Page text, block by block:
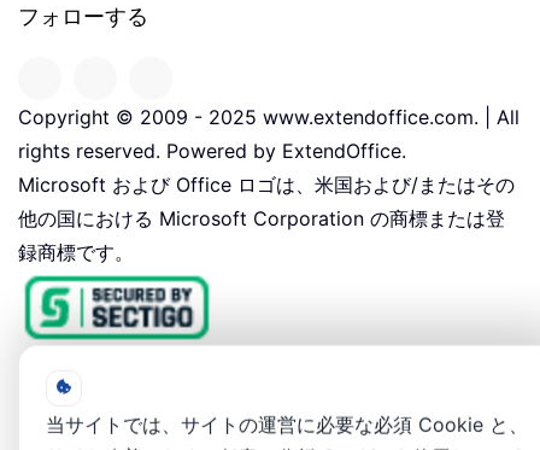
フォローする
Copyright © 2009 - 2025 www.extendoffice.com. | All
rights reserved. Powered by ExtendOffice.
Microsoft および Office ロゴは、米国および/またはその
他の国における Microsoft Corporation の商標または登
録商標です。
当サイトでは、サイトの運営に必要な必須 Cookie と、